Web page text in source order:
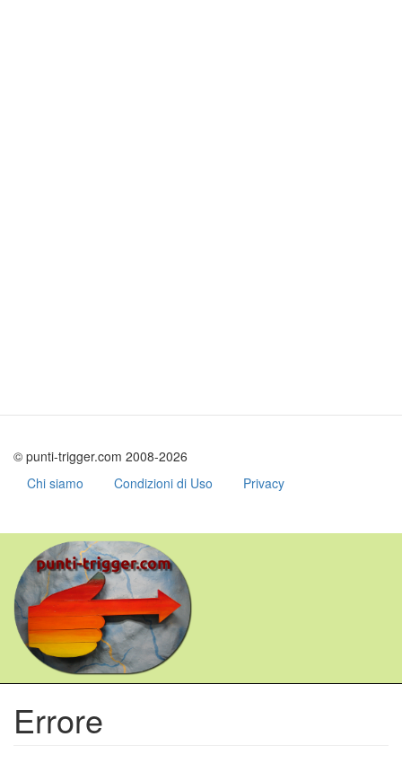
© punti-trigger.com 2008-2026
Chi siamo
Condizioni di Uso Privacy
contenuto
principale
Errore